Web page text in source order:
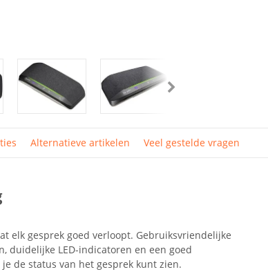
Alternatieve artikelen Veel gestelde vragen
elk gesprek goed verloopt. Gebruiksvriendelijke
duidelijke LED-indicatoren en een goed
de status van het gesprek kunt zien.